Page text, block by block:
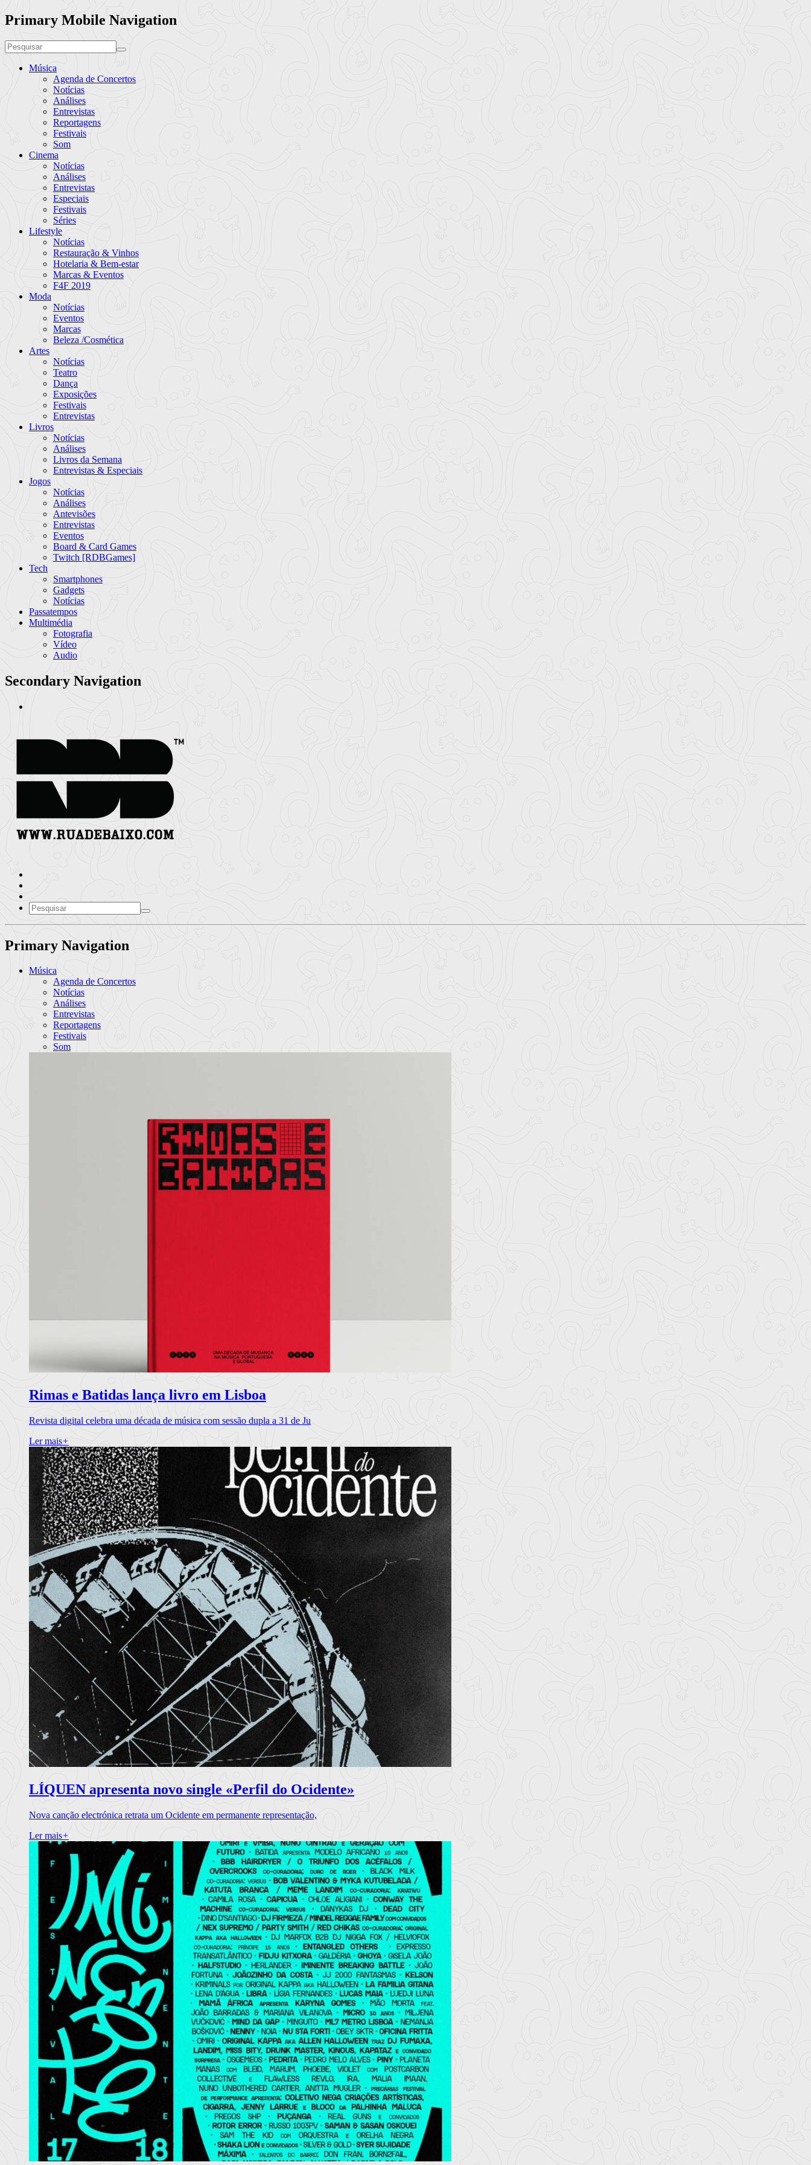
Primary Mobile Navigation
Música
Agenda de Concertos
Notícias
Análises
Entrevistas
Reportagens
Festivais
Som
Cinema
Notícias
Análises
Entrevistas
Especiais
Festivais
Séries
Lifestyle
Notícias
Restauração & Vinhos
Hotelaria & Bem-estar
Marcas & Eventos
F4F 2019
Moda
Notícias
Eventos
Marcas
Beleza /Cosmética
Artes
Notícias
Teatro
Dança
Exposições
Festivais
Entrevistas
Livros
Notícias
Análises
Livros da Semana
Entrevistas & Especiais
Jogos
Notícias
Análises
Antevisões
Entrevistas
Eventos
Board & Card Games
Twitch [RDBGames]
Tech
Smartphones
Gadgets
Notícias
Passatempos
Multimédia
Fotografia
Vídeo
Audio
Secondary Navigation
Primary Navigation
Música
Agenda de Concertos
Notícias
Análises
Entrevistas
Reportagens
Festivais
Som
Rimas e Batidas lança livro em Lisboa
Revista digital celebra uma década de música com sessão dupla a 31 de Ju
Ler mais+
LÍQUEN apresenta novo single «Perfil do Ocidente»
Nova canção electrónica retrata um Ocidente em permanente representação,
Ler mais+